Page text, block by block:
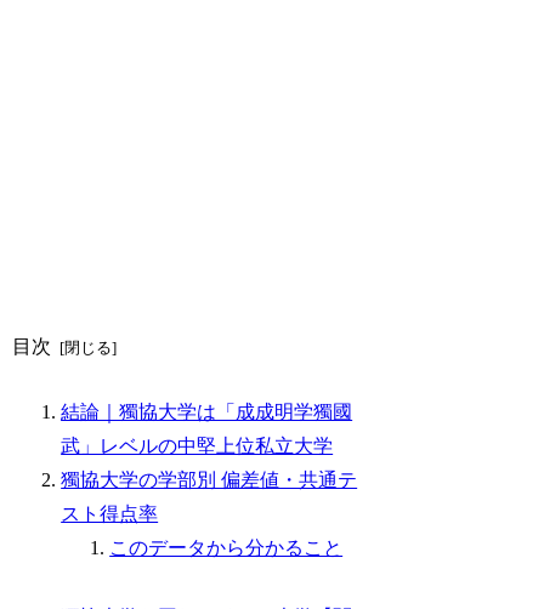
目次
結論｜獨協大学は「成成明学獨國
武」レベルの中堅上位私立大学
獨協大学の学部別 偏差値・共通テ
スト得点率
このデータから分かること